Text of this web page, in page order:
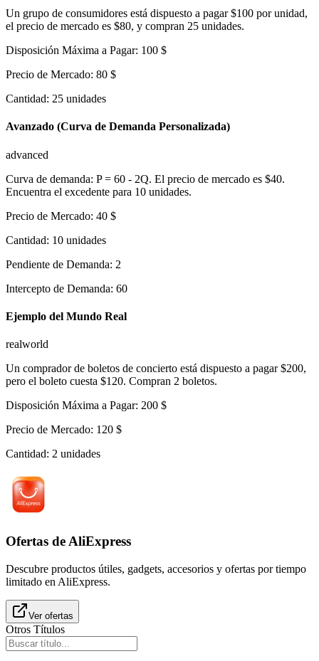
Un grupo de consumidores está dispuesto a pagar $100 por unidad,
el precio de mercado es $80, y compran 25 unidades.
Disposición Máxima a Pagar: 100 $
Precio de Mercado: 80 $
Cantidad: 25 unidades
Avanzado (Curva de Demanda Personalizada)
advanced
Curva de demanda: P = 60 - 2Q. El precio de mercado es $40.
Encuentra el excedente para 10 unidades.
Precio de Mercado: 40 $
Cantidad: 10 unidades
Pendiente de Demanda: 2
Intercepto de Demanda: 60
Ejemplo del Mundo Real
realworld
Un comprador de boletos de concierto está dispuesto a pagar $200,
pero el boleto cuesta $120. Compran 2 boletos.
Disposición Máxima a Pagar: 200 $
Precio de Mercado: 120 $
Cantidad: 2 unidades
Ofertas de AliExpress
Descubre productos útiles, gadgets, accesorios y ofertas por tiempo
limitado en AliExpress.
Ver ofertas
Otros Títulos